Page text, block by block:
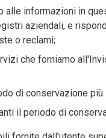
alle informazioni in
aziendali, e
o reclami;
che forniamo
di conservazione più
il periodo di